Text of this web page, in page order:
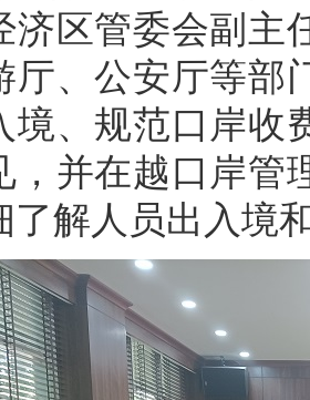
济区管委会副主
厅、公安厅等部
境、规范口岸收
，并在越口岸管
了解人员出入境